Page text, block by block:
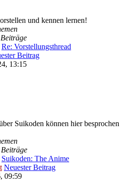
und kennen lernen!
Beiträge
Re: Vorstellungsthread
Beitrag
13:15
Suikoden können hier besprochen
Beiträge
Suikoden: The Anime
Neuester Beitrag
09:59